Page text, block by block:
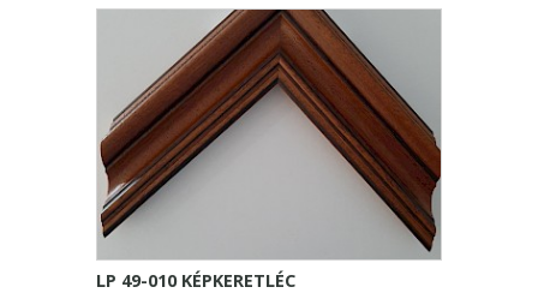
LP 49-010 KÉPKERETLÉC